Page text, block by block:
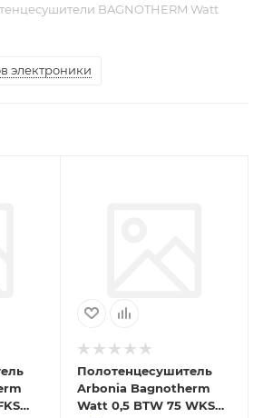
BAGNOTHERM Watt
электроники
Полотенцесушитель
Arbonia Bagnotherm
Watt 0,5 BTW 75 WKS